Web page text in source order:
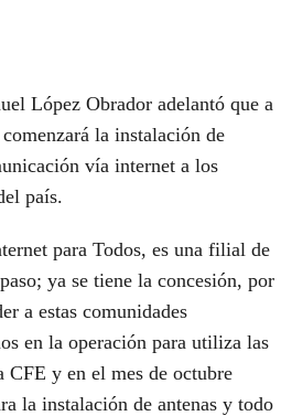
López Obrador adelantó que a
la instalación de
vía internet a los
país.
para Todos, es una filial de
ya se tiene la concesión, por
a estas comunidades
en la operación para utiliza las
y en el mes de octubre
la instalación de antenas y todo